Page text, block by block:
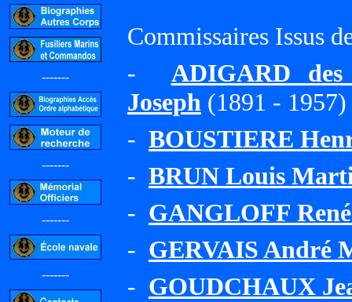
-------
-------
-------
-------
Commissaires Issus
- ADIGARD
Joseph (1891 - 1957)
- BOUSTIERE
- BRUN Louis
- GANGLOFF
- GERVAIS André
- GOUDCHAUX